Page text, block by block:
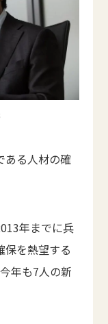
ある人材の確
年までに兵
保を熱望する
年も7人の新